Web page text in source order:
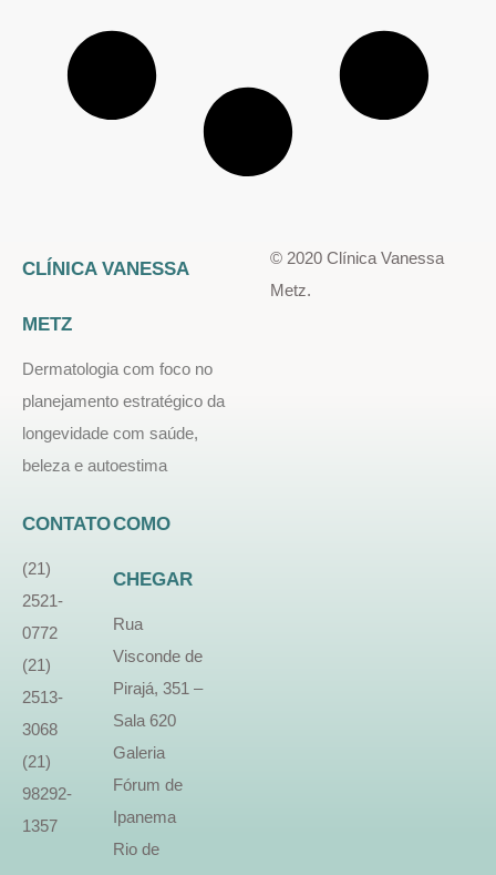
CLÍNICA VANESSA
METZ
Dermatologia com foco no
planejamento estratégico da
longevidade com saúde,
beleza e autoestima
CONTATO
(21)
2521-
0772
(21)
2513-
3068
(21)
98292-
1357
COMO
CHEGAR
Rua
Visconde de
Pirajá, 351 –
Sala 620
Galeria
Fórum de
Ipanema
Rio de
© 2020 Clínica Vanessa
Metz.